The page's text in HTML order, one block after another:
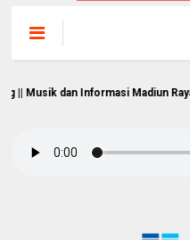
dan Informasi Madiun Raya